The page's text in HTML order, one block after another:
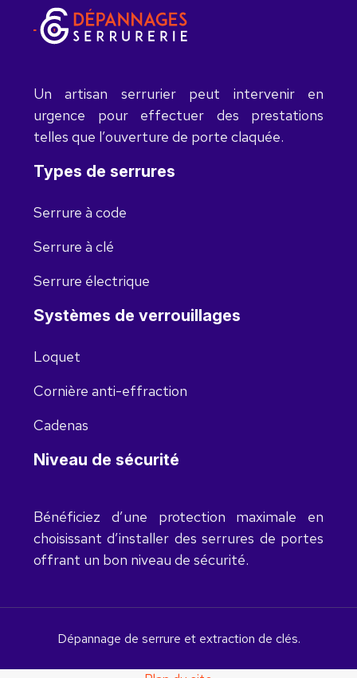
Un artisan serrurier peut intervenir en
urgence pour effectuer des prestations
telles que l’ouverture de porte claquée.
Types de serrures
Serrure à code
Serrure à clé
Serrure électrique
Systèmes de verrouillages
Loquet
Cornière anti-effraction
Cadenas
Niveau de sécurité
Bénéficiez d’une protection maximale en
choisissant d’installer des serrures de portes
offrant un bon niveau de sécurité.
Dépannage de serrure et extraction de clés.